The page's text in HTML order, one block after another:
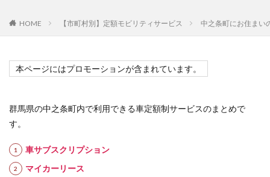
HOME 【市町村別】定額モビリティサービス 中之条町にお住まい
本ページにはプロモーションが含まれています。
群馬県の中之条町内で利用できる車定額制サービスのまとめで
す。
車サブスクリプション
マイカーリース